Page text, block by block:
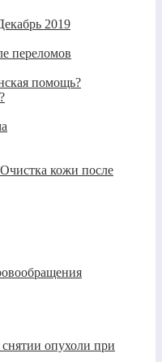
2019
переломов
помощь?
кожи после
опухоли при